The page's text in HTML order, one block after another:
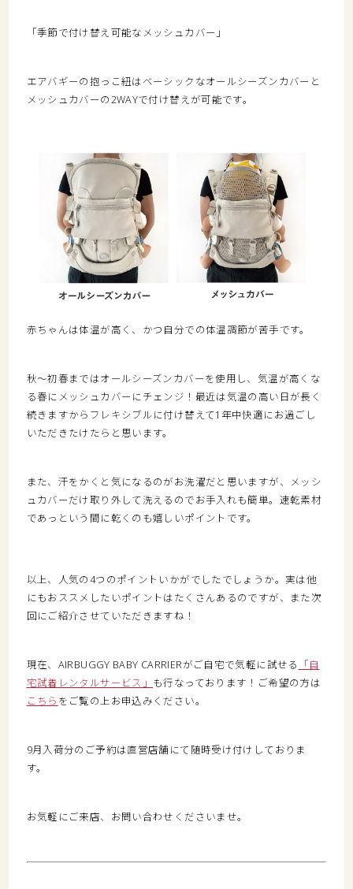
「季節で付け替え可能なメッシュカバー」
エアバギーの抱っこ紐はベーシックなオールシーズンカバーと
メッシュカバーの2WAYで付け替えが可能です。
赤ちゃんは体温が高く、かつ自分での体温調節が苦手です。
秋～初春まではオールシーズンカバーを使用し、気温が高くな
る春にメッシュカバーにチェンジ！最近は気温の高い日が長く
続きますからフレキシブルに付け替えて1年中快適にお過ごし
いただきたけたらと思います。
また、汗をかくと気になるのがお洗濯だと思いますが、メッシ
ュカバーだけ取り外して洗えるのでお手入れも簡単。速乾素材
であっという間に乾くのも嬉しいポイントです。
以上、人気の4つのポイントいかがでしたでしょうか。実は他
にもおススメしたいポイントはたくさんあるのですが、また次
回にご紹介させていただきますね！
現在、AIRBUGGY BABY CARRIERがご自宅で気軽に試せる
「自
宅試着レンタルサービス」 も行なっております！ご希望の方は
こちら をご覧の上お申込みください。
9月入荷分のご予約は直営店舗にて随時受け付けしておりま
す。
お気軽にご来店、お問い合わせくださいませ。